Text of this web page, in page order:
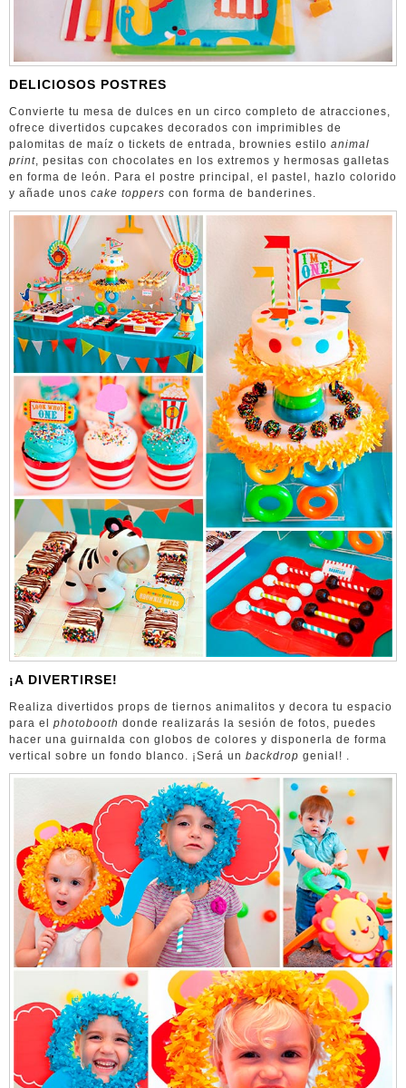
DELICIOSOS POSTRES
Convierte tu mesa de dulces en un circo completo de atracciones,
ofrece divertidos cupcakes decorados con imprimibles de
palomitas de maíz o tickets de entrada, brownies estilo animal
print , pesitas con chocolates en los extremos y hermosas galletas
en forma de león. Para el postre principal, el pastel, hazlo colorido
y añade unos cake toppers con forma de banderines.
¡A DIVERTIRSE!
Realiza divertidos props de tiernos animalitos y decora tu espacio
para el photobooth donde realizarás la sesión de fotos, puedes
hacer una guirnalda con globos de colores y disponerla de forma
vertical sobre un fondo blanco. ¡Será un backdrop genial! .